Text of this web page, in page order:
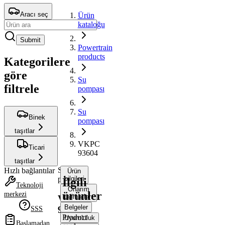
Aracı seç
Submit
Kategorilere
göre
filtrele
Binek
taşıtlar
Ticari
taşıtlar
Hızlı bağlantılar
Teknoloji
merkezi
SSS
Başlamadan
Ürün
kataloğu
Powertrain
products
Su
pompası
Su
pompası
VKPC
93604
Su
pompası
VKPC
93604
Ürün
bilgileri
Onarım
talimatları
Belgeler
Uyumluluk
İlgili
ürünler
Product